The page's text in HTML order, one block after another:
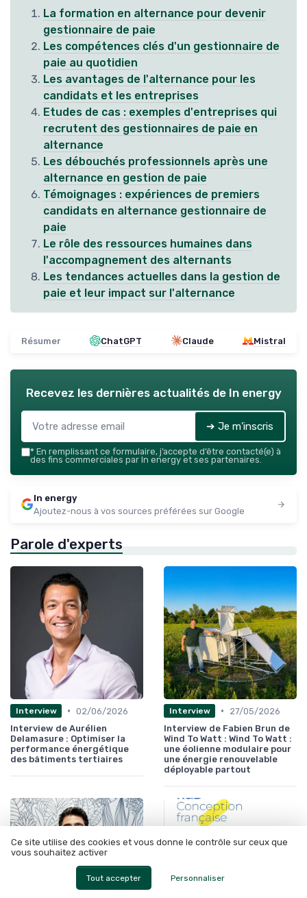
La formation en alternance pour devenir
gestionnaire de paie
Les compétences clés d'un gestionnaire de
paie au quotidien
Les avantages de l'alternance pour les
candidats et les entreprises
Etudes de cas : exemples d'entreprises qui
recrutent des gestionnaires de paie en
alternance
Les débouchés professionnels après une
alternance en gestion de paie
Témoignages : expériences de premiers
candidats en alternance gestionnaire de
paie
Le rôle des ressources humaines dans
l'accompagnement des alternants
Les tendances actuelles dans la gestion de
paie et leur impact sur l'alternance
Résumer ChatGPT Claude Mistral
Recevez les dernières actualités de In energy
➔ Je m'inscris
* En remplissant ce formulaire, j’accepte d’être contacté(e) à
des fins commerciales par In energy et ses partenaires.
In energy
Ajoutez-nous à vos sources préférées sur Google
Parole d'experts
Interview • 02/06/2026
Interview de Aurélien
Delamasure : Optimiser la
performance énergétique
des bâtiments tertiaires
Interview •
27/05/2026
Interview de Fabien Brun de
Wind To Watt : Wind To Watt :
une éolienne modulaire pour
une énergie renouvelable
déployable partout
Ce site utilise des cookies et vous donne le contrôle sur ceux que
vous souhaitez activer
Tout accepter Personnaliser